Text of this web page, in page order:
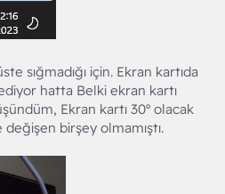
sığmadığı için. Ekran kartıda
hatta Belki ekran kartı
Ekran kartı 30º olacak
birşey olmamıştı.